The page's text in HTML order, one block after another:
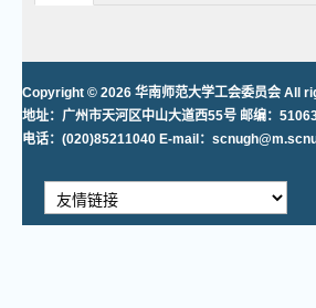
Copyright © 2026 华南师范大学工会委员会 All
地址：广州市天河区中山大道西55号 邮编：
电话：(020)85211040 E-mail：